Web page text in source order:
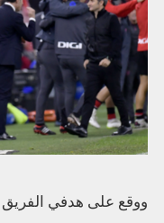
ووقع على هدفي الفريق